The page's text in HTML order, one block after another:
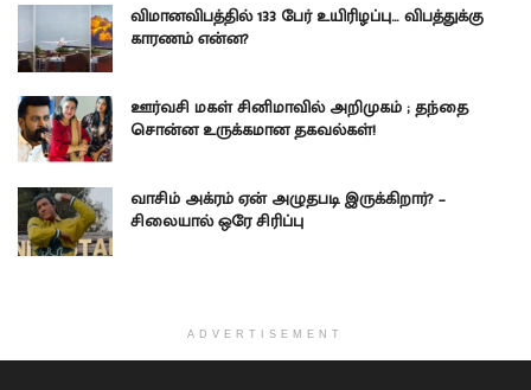
விமானவிபத்தில் 133 பேர் உயிரிழப்பு… விபத்துக்கு
காரணம் என்ன?
ஊர்வசி மகள் சினிமாவில் அறிமுகம் ; தந்தை
சொன்ன உருக்கமான தகவல்கள்!
வாசிம் அக்ரம் ஏன் அழுதபடி இருக்கிறார்? –
சிலையால் ஒரே சிரிப்பு
ADVERTISEMENT